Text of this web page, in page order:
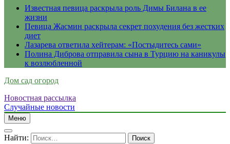
Известная певица раскрыла роль Димы Билана в ее
жизни
Певица Жасмин раскрыла секрет похудения без жестких
диет
Лазарева ответила хейтерам: «Постыдитесь сами»
Полина Диброва отправила сына в Турцию на каникулы
к возлюбленной
Дом сад огород
Новостная рассылка
Случайные новости
Меню
Найти: